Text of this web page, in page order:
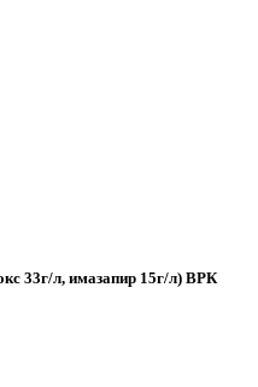
33г/л, имазапир 15г/л) ВРК